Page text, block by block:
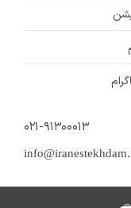
۰۲۱-۹۱۳۰۰۰۱۳